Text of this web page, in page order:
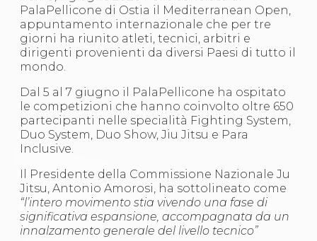
BJJ
Pancrazio/Pankration
S'istrumpa
News
Difesa Personale MGA
La disciplina
News
Merchandising
Mappa del sito
Contatti
News
Cookies Accept
Newsletter
Catalogo formativo
PalaPellicone di Ostia il Mediterranean Open,
appuntamento internazionale che per tre
giorni ha riunito atleti, tecnici, arbitri e
dirigenti provenienti da diversi Paesi di tutto il
mondo.
Dal 5 al 7 giugno il PalaPellicone ha ospitato
le competizioni che hanno coinvolto oltre 650
partecipanti nelle specialità Fighting System,
Duo System, Duo Show, Jiu Jitsu e Para
Inclusive.
Il Presidente della Commissione Nazionale Ju
Jitsu, Antonio Amorosi, ha sottolineato come
“l’intero movimento stia vivendo una fase di
significativa espansione, accompagnata da un
innalzamento generale del livello tecnico”